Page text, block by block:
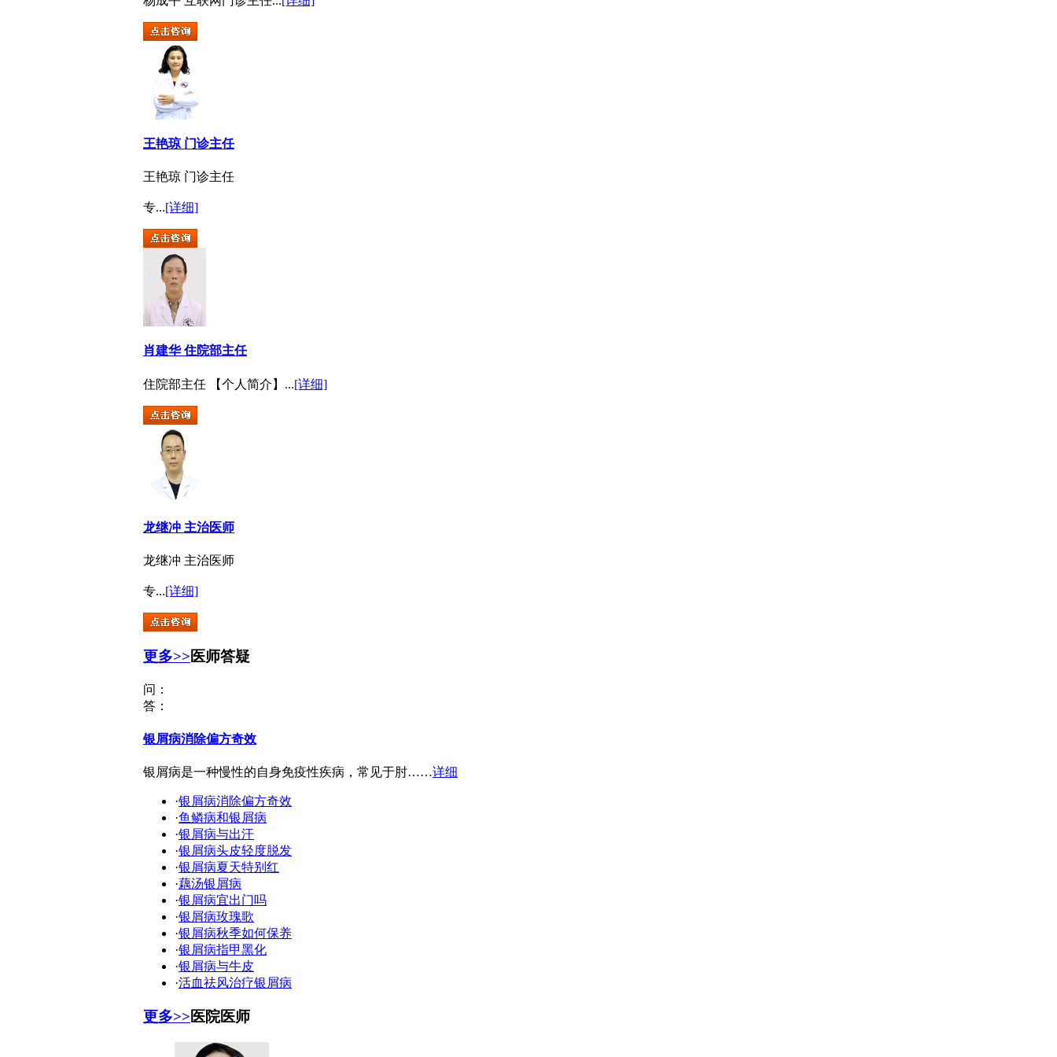
王艳琼 门诊主任
王艳琼 门诊主任
专...[详细]
肖建华 住院部主任
住院部主任 【个人简介】...[详细]
龙继冲 主治医师
龙继冲 主治医师
专...[详细]
更多>>医师答疑
问：
答：
银屑病消除偏方奇效
银屑病是一种慢性的自身免疫性疾病，常见于肘……详细
·银屑病消除偏方奇效
·鱼鳞病和银屑病
·银屑病与出汗
·银屑病头皮轻度脱发
·银屑病夏天特别红
·藕汤银屑病
·银屑病宜出门吗
·银屑病玫瑰歌
·银屑病秋季如何保养
·银屑病指甲黑化
·银屑病与牛皮
·活血祛风治疗银屑病
更多>>医院医师